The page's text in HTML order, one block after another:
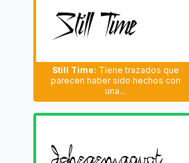
Still Time: Tiene trazados que
parecen haber sido hechos con
una...